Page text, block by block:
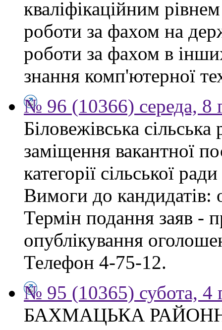
кваліфікаційним
роботи за фахом на
роботи за фахом в
знання комп'ютерної
№ 96 (10366) середа, 8
Біловежівська
заміщення вакантної
категорії сільської
Вимоги до кандидатів:
Термін подання заяв -
опублікування
Телефон 4-75-12.
№ 95 (10365) субота, 4
БАХМАЦЬКА